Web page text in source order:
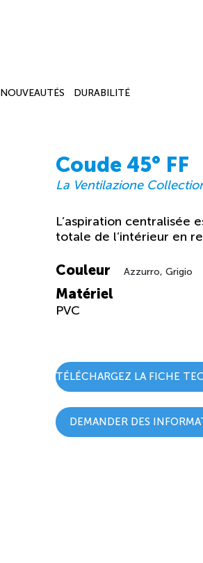
NOUVEAUTÉS DURABILITÉ
Coude 45° FF
La Ventilazione
L’aspiration centralisée
totale de l’intérieur en
Couleur Azzurro, Grigio
Matériel
PVC
TÉLÉCHARGEZ LA FICHE
DEMANDER DES